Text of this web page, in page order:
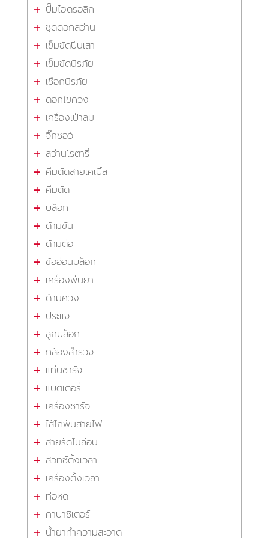
ปั๊มไฮดรอลิก
ชุดดอกสว่าน
เข็มขัดปีนเสา
เข็มขัดนิรภัย
เชือกนิรภัย
ดอกไขควง
เครื่องเป่าลม
จิ๊กซอว์
สว่านโรตารี่
คีมตัดสายเคเบิ้ล
คีมตัด
บล็อก
ด้ามขัน
ด้ามต่อ
ข้ออ่อนบล็อก
เครื่องพ่นยา
ด้ามควง
ประแจ
ลูกบล็อก
กล้องสำรวจ
แท่นชาร์จ
แบตเตอรี่
เครื่องชาร์จ
ไส้ไก่พันสายไฟ
สายรัดไนล่อน
สวิทซ์ตั้งเวลา
เครื่องตั้งเวลา
ท่อหด
คาปาซิเตอร์
น้ำยาทำความสะอาด